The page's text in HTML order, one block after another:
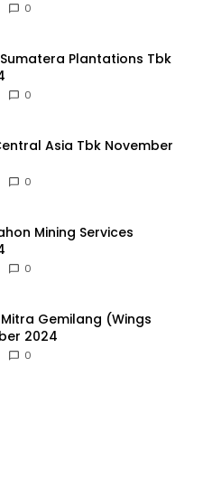
0
Sumatera Plantations Tbk
0
Asia Tbk November
0
Mining Services
0
Gemilang (Wings
2024
0